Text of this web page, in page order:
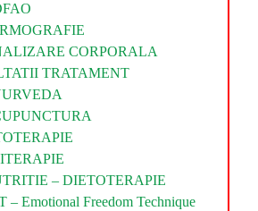
CORPORALA
TRATAMENT
– DIETOTERAPIE
– Emotional Freedom Technique